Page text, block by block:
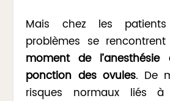
Mais chez les
problèmes se
moment de
ponction des ovules. De
risques normaux liés à